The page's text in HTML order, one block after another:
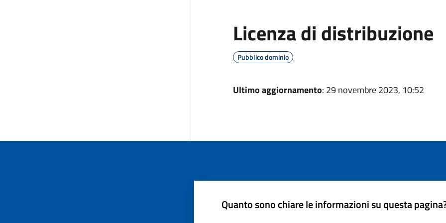
Licenza di distribuzione
Pubblico dominio
Ultimo aggiornamento: 29 novembre 2023, 10:52
Quanto sono chiare le informazioni su questa